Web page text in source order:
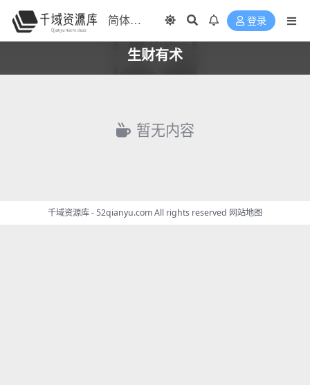
登录
生财有术
暂无内容
千域资源库 - 52qianyu.com All rights reserved 网站地图